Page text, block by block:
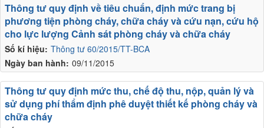
Số kí hiệu: Thông tư 60/2015/TT-BCA
Ngày ban hành: 09/11/2015
Thông tư quy định về tiêu chuẩn, định mức trang bị
phương tiện phòng cháy, chữa cháy và cứu nạn, cứu hộ
cho lực lượng Cảnh sát phòng cháy và chữa cháy
Thông tư quy định mức thu, chế độ thu, nộp, quản lý và
sử dụng phí thẩm định phê duyệt thiết kế phòng cháy và
chữa cháy